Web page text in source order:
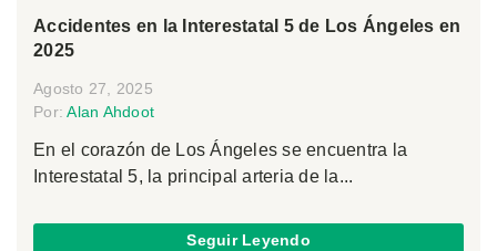
Accidentes en la Interestatal 5 de Los Ángeles en
2025
Agosto 27, 2025
Por:Alan Ahdoot
En el corazón de Los Ángeles se encuentra la
Interestatal 5, la principal arteria de la...
Seguir Leyendo